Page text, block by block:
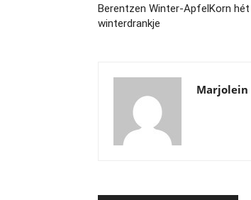
Berentzen Winter-ApfelKorn
winterdrankje
Marjolein